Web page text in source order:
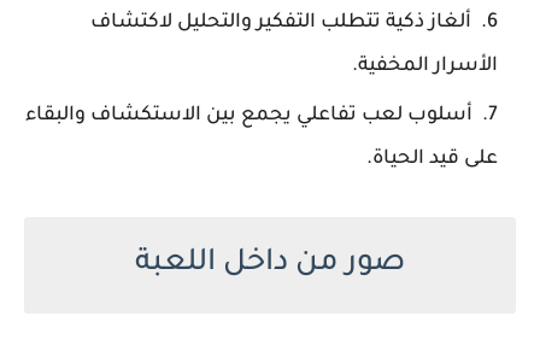
ألغاز ذكية تتطلب التفكير والتحليل لاكتشاف
الأسرار المخفية.
أسلوب لعب تفاعلي يجمع بين الاستكشاف والبقاء
على قيد الحياة.
صور من داخل اللعبة